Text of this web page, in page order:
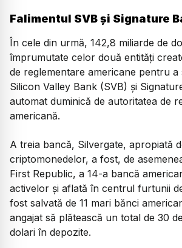
Falimentul SVB și Signature
În cele din urmă, 142,8 miliarde de
împrumutate celor două entităţi
de reglementare americane pentru a
Silicon Valley Bank (SVB) şi
automat duminică de autoritatea de
americană.
A treia bancă, Silvergate, apropiată
criptomonedelor, a fost, de
First Republic, a 14-a bancă
activelor şi aflată în centrul furtunii
fost salvată de 11 mari bănci
angajat să plătească un total de 30
dolari în depozite.